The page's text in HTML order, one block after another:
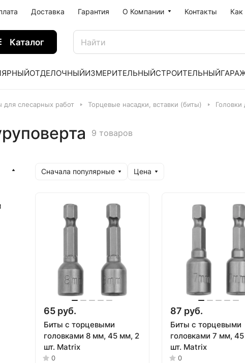
Доставка Гарантия О Компании Контакты Как
Каталог
ОТДЕЛОЧНЫЙИЗМЕРИТЕЛЬНЫЙСТРОИТЕЛЬНЫЙ
для слесарных работ Торцевые насадки, вставки (биты) Головки
9 товаров
Сначала популярные Цена
65 руб.
Биты с торцевыми
головками 8 мм, 45 мм, 2
шт. Matrix
0
87 руб.
Биты с торцевыми
головками 7 мм,
шт. Matrix
0